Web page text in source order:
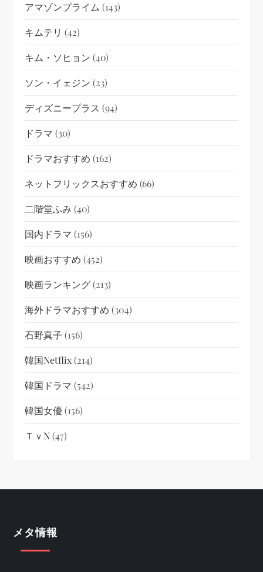
アマゾンプライム (143)
キムテリ (42)
キム・ソヒョン (40)
ソン・イェジン (23)
ディズニープラス (94)
ドラマ (30)
ドラマおすすめ (162)
ネットフリックスおすすめ (66)
二階堂ふみ (40)
国内ドラマ (156)
映画おすすめ (452)
映画ランキング(213)
海外ドラマおすすめ (304)
石野真子 (156)
韓国netflix(214)
韓国ドラマ (542)
韓国女優(156)
ＴｖN(47)
メタ情報